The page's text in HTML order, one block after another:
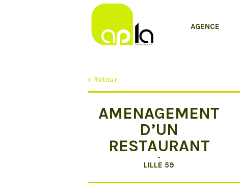
AGENCE
< Retour
AMENAGEMENT
D’UN
RESTAURANT
-
LILLE 59